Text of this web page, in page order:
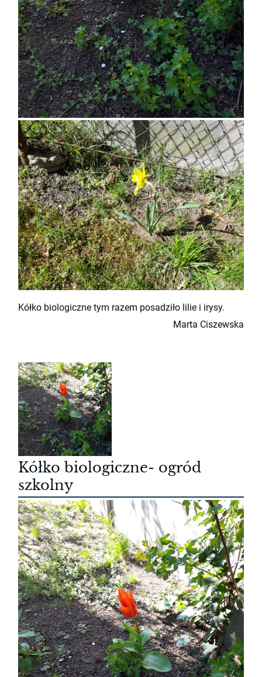
Kółko biologiczne tym razem posadziło lilie i irysy.
Marta Ciszewska
Kółko biologiczne- ogród
szkolny